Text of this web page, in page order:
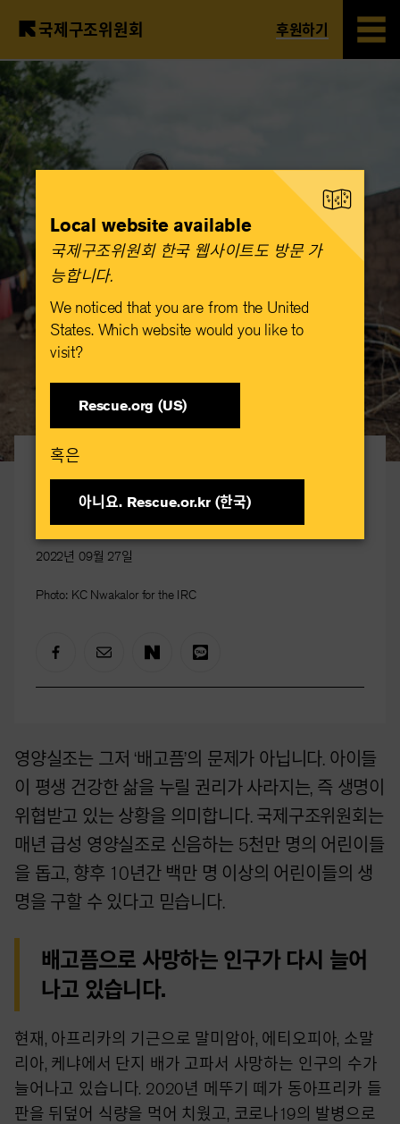
Skip
to
main
content
국제구조위원회 후원하기
영양실조, 우리의 해결책
영양실조 종식을 향하여
2022년 09월 27일
Photo: KC Nwakalor for the IRC
영양실조는 그저 ‘배고픔’의 문제가 아닙니다. 아이들
이 평생 건강한 삶을 누릴 권리가 사라지는, 즉 생명이
위협받고 있는 상황을 의미합니다. 국제구조위원회는
매년 급성 영양실조로 신음하는 5천만 명의 어린이들
을 돕고, 향후 10년간 백만 명 이상의 어린이들의 생
명을 구할 수 있다고 믿습니다.
배고픔으로 사망하는 인구가 다시 늘어
나고 있습니다.
현재, 아프리카의 기근으로 말미암아, 에티오피아, 소말
리아, 케냐에서 단지 배가 고파서 사망하는 인구의 수가
늘어나고 있습니다. 2020년 메뚜기 떼가 동아프리카 들
판을 뒤덮어 식량을 먹어 치웠고, 코로나19의 발병으로
Local website available
국제구조위원회 한국 웹사이트도 방문 가
능합니다.​
We noticed that you are from the United
States. Which website would you like to
visit?
Rescue.org (US)
혹은​
아니요. Rescue.or.kr (한국)​